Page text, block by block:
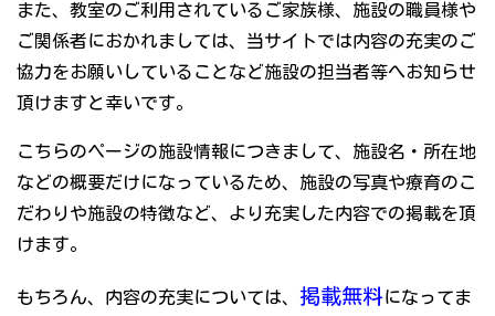
また、教室のご利用されているご家族様、施設の職員様や
ご関係者におかれましては、当サイトでは内容の充実のご
協力をお願いしていることなど施設の担当者等へお知らせ
頂けますと幸いです。
こちらのページの施設情報につきまして、施設名・所在地
などの概要だけになっているため、施設の写真や療育のこ
だわりや施設の特徴など、より充実した内容での掲載を頂
けます。
もちろん、内容の充実については、 掲載無料になってま